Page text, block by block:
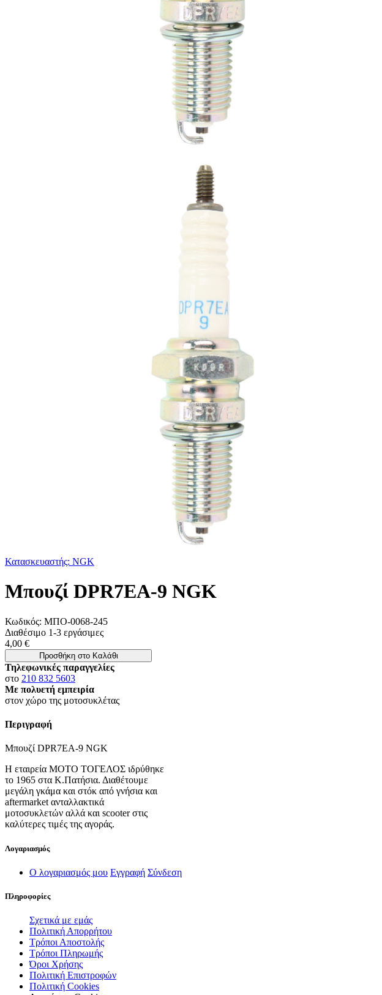
Κατασκευαστής: NGK
Μπουζί DPR7EA-9 NGK
Κωδικός: ΜΠΟ-0068-245
Διαθέσιμο 1-3 εργάσιμες
4,00 €
Προσθήκη στο Καλάθι
Τηλεφωνικές παραγγελίες
στο 210 832 5603
Με πολυετή εμπειρία
στον χώρο της μοτοσυκλέτας
Περιγραφή
Μπουζί DPR7EA-9 NGK
Η εταιρεία ΜΟΤΟ ΤΟΓΕΛΟΣ ιδρύθηκε
το 1965 στα Κ.Πατήσια. Διαθέτουμε
μεγάλη γκάμα και στόκ από γνήσια και
aftermarket ανταλλακτικά
μοτοσυκλετών αλλά και scooter στις
καλύτερες τιμές της αγοράς.
Λογαριασμός
Ο λογαριασμός μου Εγγραφή Σύνδεση
Πληροφορίες
Σχετικά με εμάς
Πολιτική Απορρήτου
Τρόποι Αποστολής
Τρόποι Πληρωμής
Όροι Χρήσης
Πολιτική Επιστροφών
Πολιτική Cookies